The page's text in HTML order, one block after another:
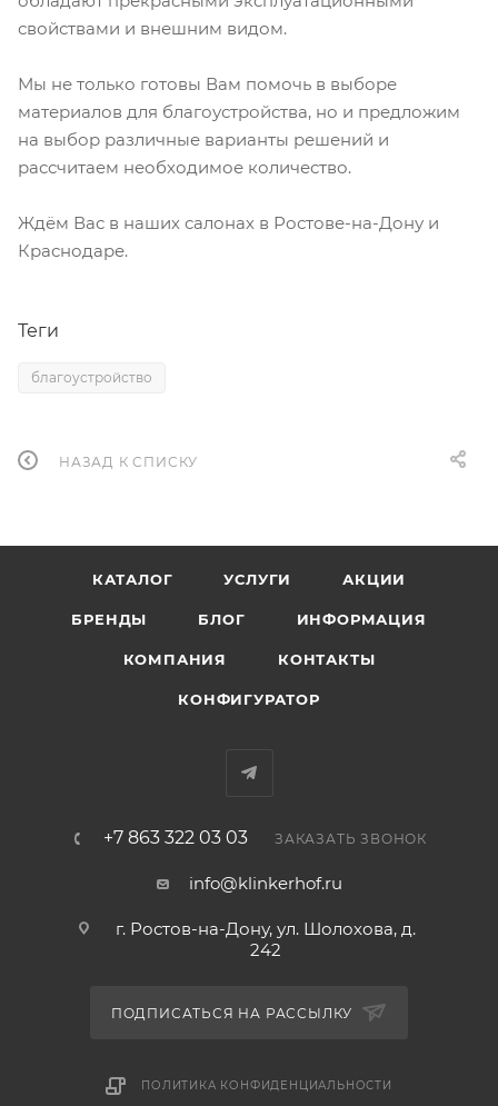
свойствами и внешним видом.
Мы не только готовы Вам помочь в выборе
материалов для благоустройства, но и предложим
на выбор различные варианты решений и
рассчитаем необходимое количество.
Ждём Вас в наших салонах в Ростове-на-Дону и
Краснодаре.
Теги
благоустройство
НАЗАД К СПИСКУ
КАТАЛОГ УСЛУГИ АКЦИИ
БРЕНДЫ БЛОГ ИНФОРМАЦИЯ
КОМПАНИЯ КОНТАКТЫ
КОНФИГУРАТОР
+7 863 322 03 03 ЗАКАЗАТЬ ЗВОНОК
info@klinkerhof.ru
г. Ростов-на-Дону, ул. Шолохова, д.
242
ПОДПИСАТЬСЯ НА РАССЫЛКУ
ПОЛИТИКА КОНФИДЕНЦИАЛЬНОСТИ